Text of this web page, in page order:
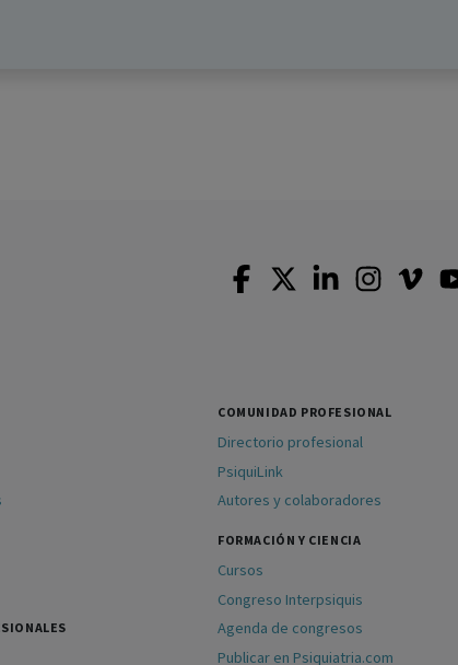
COMUNIDAD PROFESIONAL
Directorio profesional
PsiquiLink
Autores y colaboradores
FORMACIÓN Y CIENCIA
Cursos
Congreso Interpsiquis
Agenda de congresos
Publicar en Psiquiatria.com